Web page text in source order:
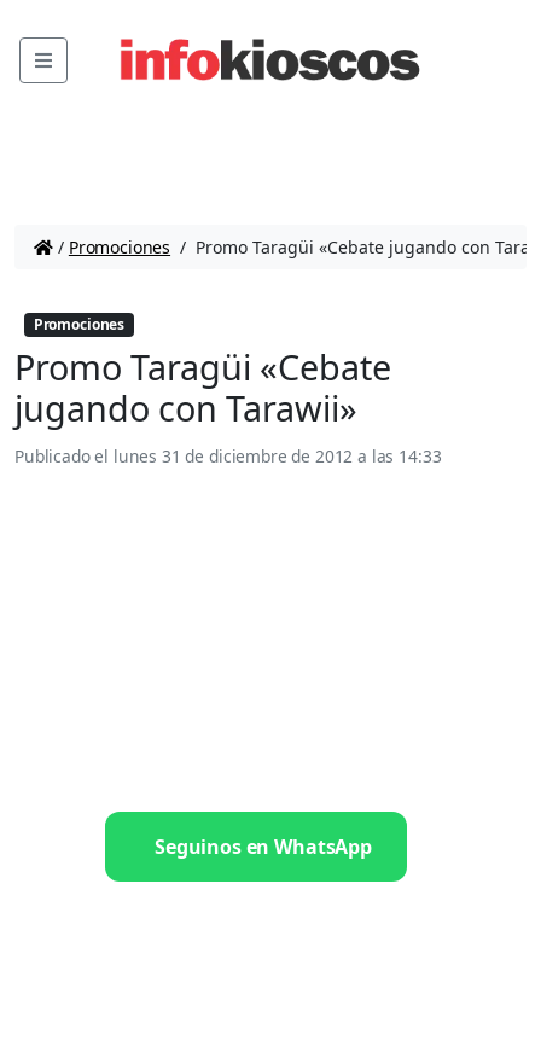
Menu
/ Promociones / Promo Taragüi «Cebate jugando con
Promociones
Promo Taragüi «Cebate
jugando con Tarawii»
Publicado el lunes 31 de diciembre de 2012 a las 14:33
Seguinos en WhatsApp